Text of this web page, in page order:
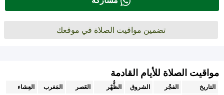
تضمين مواقيت الصلاة في موقعك
مواقيت الصلاة للأيام القادمة
التاريخ الفجْر الشروق الظُّهْر العَصر المَغرب
العِشاء